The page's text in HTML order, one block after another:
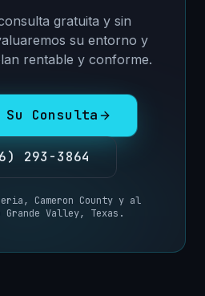
gratuita y sin
su entorno y
rentable y conforme.
Consulta
293-3864
, Cameron County y al
Grande Valley, Texas .